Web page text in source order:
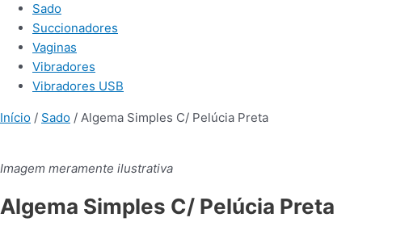
Sado
Succionadores
Vaginas
Vibradores
Vibradores USB
Início / Sado / Algema Simples C/ Pelúcia Preta
Imagem meramente ilustrativa
Algema Simples C/ Pelúcia Preta